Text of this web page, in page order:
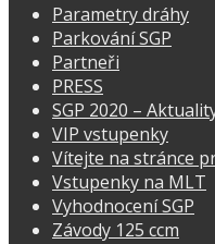
Parametry dráhy
Parkování SGP
Partneři
PRESS
SGP 2020 –
VIP vstupenky
Vítejte na stránce
Vstupenky na MLT
Vyhodnocení SGP
Závody 125 ccm